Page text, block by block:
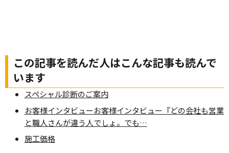
この記事を読んだ人はこんな記事も読んで
います
スペシャル診断のご案内
お客様インタビューお客様インタビュー『どの会社も営業
と職人さんが違う人でしょ。でも…
施工価格